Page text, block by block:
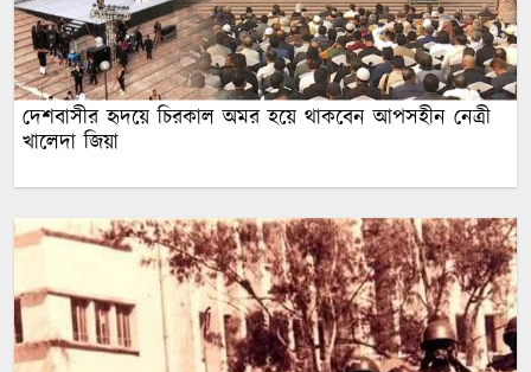
দেশবাসীর হৃদয়ে চিরকাল অমর হয়ে থাকবেন আপসহীন নেত্রী
খালেদা জিয়া